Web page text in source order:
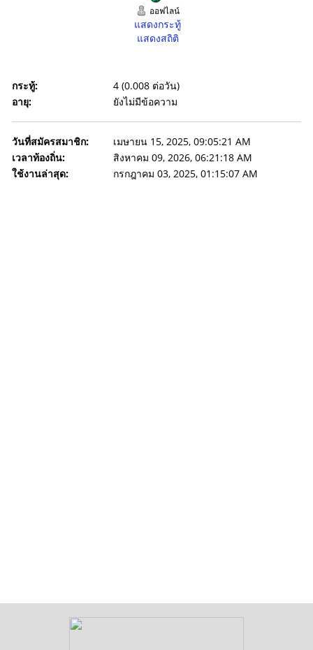
ออฟไลน์
แสดงกระทู้
แสดงสถิติ
กระทู้:
4 (0.008 ต่อวัน)
อายุ:
ยังไม่มีข้อความ
วันที่สมัครสมาชิก:
เมษายน 15, 2025, 09:05:21 AM
เวลาท้องถิ่น:
สิงหาคม 09, 2026, 06:21:18 AM
ใช้งานล่าสุด:
กรกฎาคม 03, 2025, 01:15:07 AM